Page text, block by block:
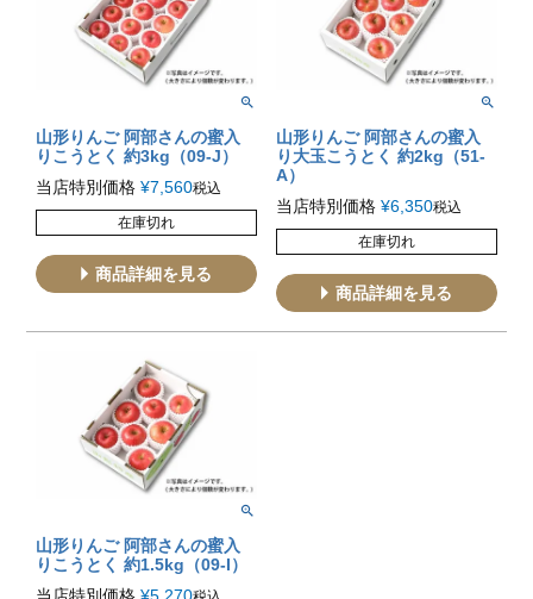
山形りんご 阿部さんの蜜入
りこうとく 約3kg（09-J）
当店特別価格 ¥7,560税込
在庫切れ
商品詳細を見る
山形りんご 阿部さんの蜜入
り大玉こうとく 約2kg（51-
A）
当店特別価格 ¥6,350税込
在庫切れ
商品詳細を見る
山形りんご 阿部さんの蜜入
りこうとく 約1.5kg（09-I）
当店特別価格 ¥5,270